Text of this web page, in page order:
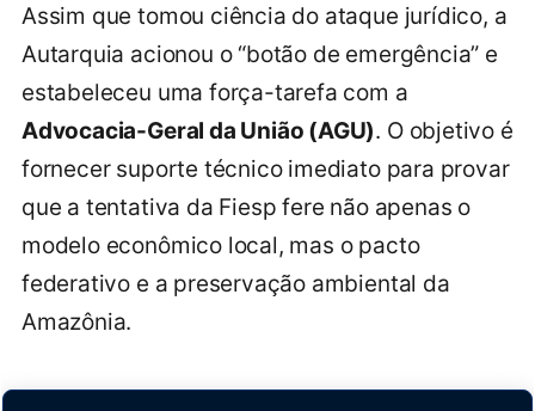
Assim que tomou ciência do ataque jurídico, a
Autarquia acionou o “botão de emergência” e
estabeleceu uma força-tarefa com a
Advocacia-Geral da União (AGU). O objetivo é
fornecer suporte técnico imediato para provar
que a tentativa da Fiesp fere não apenas o
modelo econômico local, mas o pacto
federativo e a preservação ambiental da
Amazônia.